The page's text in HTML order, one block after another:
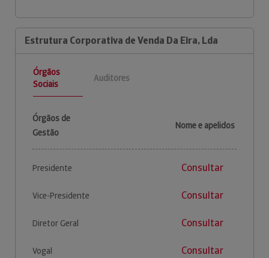
Estrutura Corporativa de Venda Da Eira, Lda
Órgãos
Sociais
Auditores
Órgãos de
Gestão
Nome e apelidos
Presidente Consultar
Vice-Presidente Consultar
Diretor Geral Consultar
Vogal Consultar